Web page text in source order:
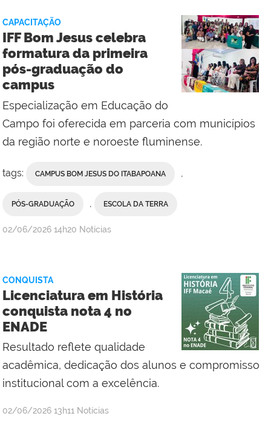
Macaé
CAPACITAÇÃO
IFF Bom Jesus celebra
formatura da primeira
pós-graduação do
campus
Especialização em Educação do
Campo foi oferecida em parceria com municípios
da região norte e noroeste fluminense.
tags: CAMPUS BOM JESUS DO ITABAPOANA
PÓS-GRADUAÇÃO ESCOLA DA TERRA
por
Comunicação
Social
do
Campus
Bom
Itabapoana
publicado
02/06/2026 14h20 Notícias
CONQUISTA
Licenciatura em História
conquista nota 4 no
ENADE
Resultado reflete qualidade
acadêmica, dedicação dos alunos e compromisso
institucional com a excelência.
por
publicado
02/06/2026 13h11 Notícias